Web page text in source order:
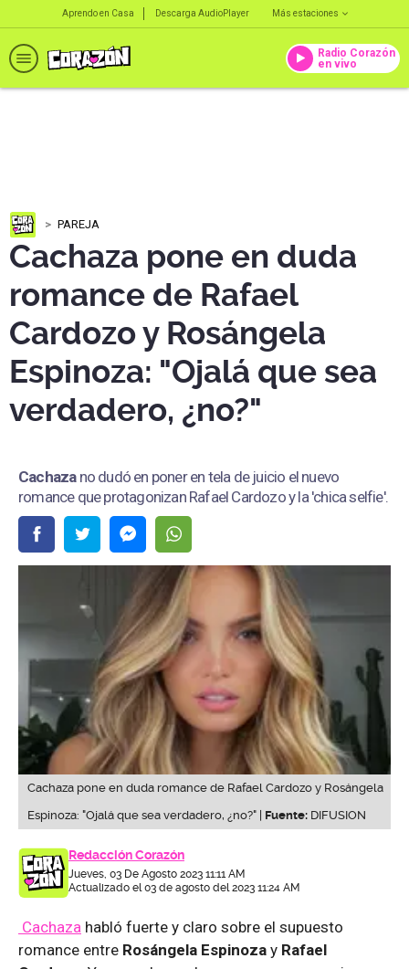
Aprendo en Casa Descarga AudioPlayer Más estaciones
Radio Corazón
en vivo
PAREJA
Cachaza pone en duda
romance de Rafael
Cardozo y Rosángela
Espinoza: "Ojalá que sea
verdadero, ¿no?"
Cachazano dudó en poner en tela de juicio el nuevo
romance que protagonizan Rafael Cardozo y la 'chica selfie'.
Cachaza pone en duda romance de Rafael Cardozo y Rosángela
Espinoza: "Ojalá que sea verdadero, ¿no?" | Fuente: DIFUSION
Redacción Corazón
Jueves, 03 De Agosto 2023 11:11 AM
Actualizado el 03 de agosto del 2023 11:24 AM
Cachaza habló fuerte y claro sobre el supuesto
romance entre Rosángela Espinoza y Rafael